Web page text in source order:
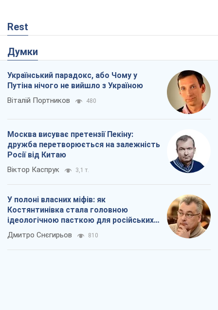
Rest
Думки
Український парадокс, або Чому у
Путіна нічого не вийшло з Україною
Віталій Портников 480
Москва висуває претензії Пекіну:
дружба перетворюється на залежність
Росії від Китаю
Віктор Каспрук 3,1 т.
У полоні власних міфів: як
Костянтинівка стала головною
ідеологічною пасткою для російських
окупантів
Дмитро Снєгирьов 810